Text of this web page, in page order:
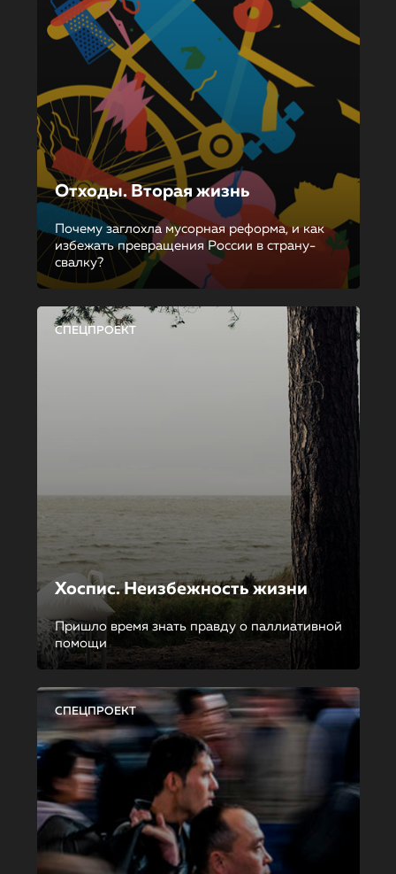
Отходы. Вторая жизнь
Почему заглохла мусорная реформа, и как
избежать превращения России в страну-
свалку?
СПЕЦПРОЕКТ
Хоспис. Неизбежность жизни
Пришло время знать правду о паллиативной
помощи
СПЕЦПРОЕКТ